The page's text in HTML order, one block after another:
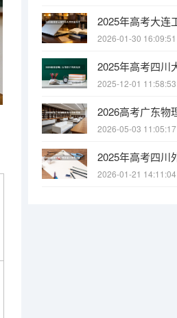
2026-01-30 16:09:51
2025-12-01 11:58:53
2026-05-03 11:05:17
2026-01-21 14:11:04